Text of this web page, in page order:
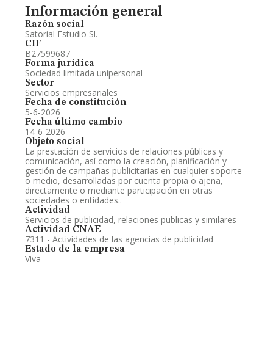
Información general
Razón social
Satorial Estudio Sl.
CIF
B27599687
Forma jurídica
Sociedad limitada unipersonal
Sector
Servicios empresariales
Fecha de constitución
5-6-2026
Fecha último cambio
14-6-2026
Objeto social
La prestación de servicios de relaciones públicas y
comunicación, así como la creación, planificación y
gestión de campañas publicitarias en cualquier soporte
o medio, desarrolladas por cuenta propia o ajena,
directamente o mediante participación en otras
sociedades o entidades..
Actividad
Servicios de publicidad, relaciones publicas y similares
Actividad CNAE
7311 - Actividades de las agencias de publicidad
Estado de la empresa
Viva
Información oficial y registral complementaria.